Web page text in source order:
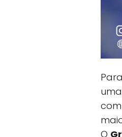
uma
O